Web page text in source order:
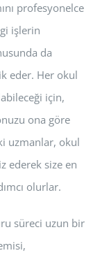
profesyonelce
işlerin
da
eder. Her okul
için,
ona göre
uzmanlar, okul
ederek size en
olurlar.
süreci uzun bir